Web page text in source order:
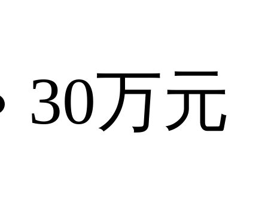
30万元